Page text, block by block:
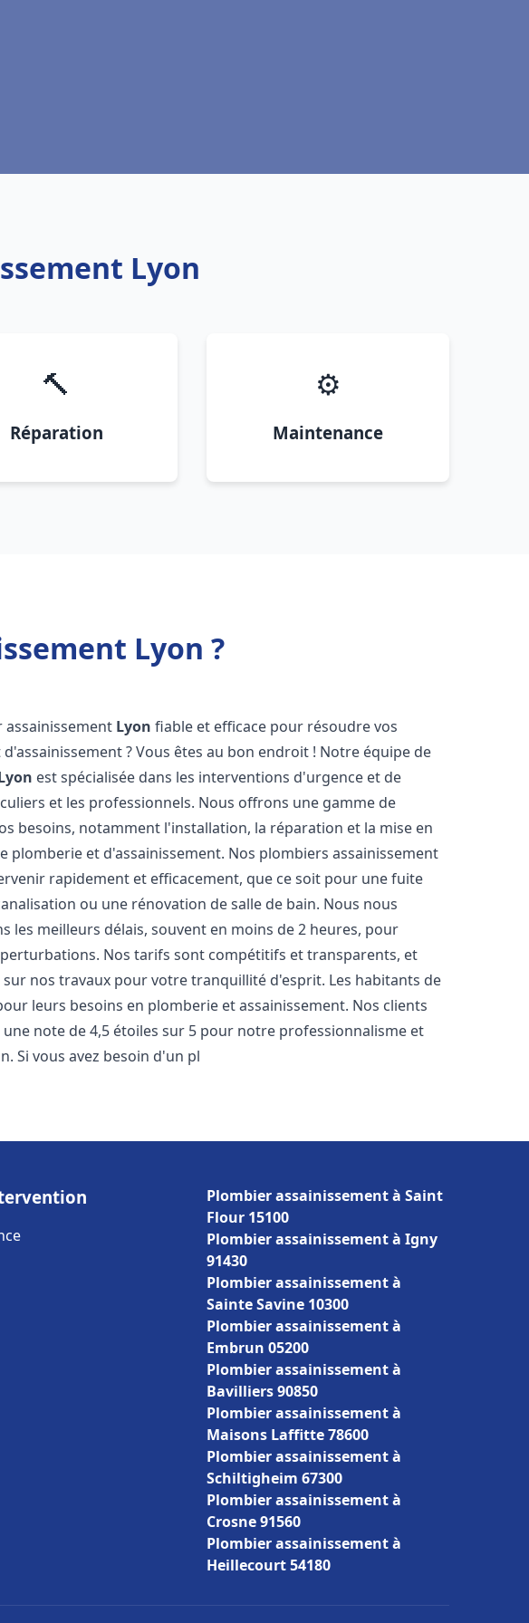
Lyon
🔨
Réparation
⚙️
Maintenance
Lyon ?
assainissement Lyon fiable et efficace pour résoudre vos
? Vous êtes au bon endroit ! Notre équipe de
est spécialisée dans les interventions d'urgence et de
et les professionnels. Nous offrons une gamme de
besoins, notamment l'installation, la réparation et la mise en
plomberie et d'assainissement. Nos plombiers assainissement
rapidement et efficacement, que ce soit pour une fuite
ou une rénovation de salle de bain. Nous nous
les meilleurs délais, souvent en moins de 2 heures, pour
Nos tarifs sont compétitifs et transparents, et
nos travaux pour votre tranquillité d'esprit. Les habitants de
leurs besoins en plomberie et assainissement. Nos clients
note de 4,5 étoiles sur 5 pour notre professionnalisme et
Si vous avez besoin d'un pl
Plombier assainissement à Saint
Flour 15100
Plombier assainissement à Igny
91430
Plombier assainissement à
Sainte Savine 10300
Plombier assainissement à
Embrun 05200
Plombier assainissement à
Bavilliers 90850
Plombier assainissement à
Maisons Laffitte 78600
Plombier assainissement à
Schiltigheim 67300
Plombier assainissement à
Crosne 91560
Plombier assainissement à
Heillecourt 54180